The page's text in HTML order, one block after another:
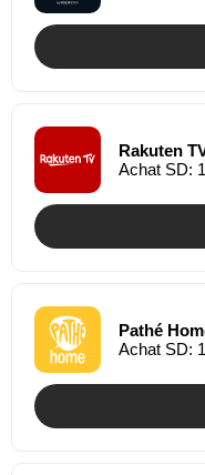
Rakuten
Achat SD:
Pathé
Achat SD: